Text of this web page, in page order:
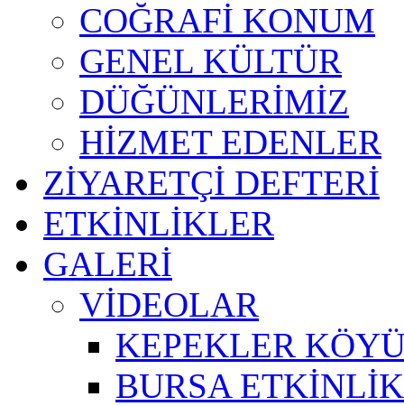
COĞRAFİ KONUM
GENEL KÜLTÜR
DÜĞÜNLERİMİZ
HİZMET EDENLER
ZİYARETÇİ DEFTERİ
ETKİNLİKLER
GALERİ
VİDEOLAR
KEPEKLER
BURSA